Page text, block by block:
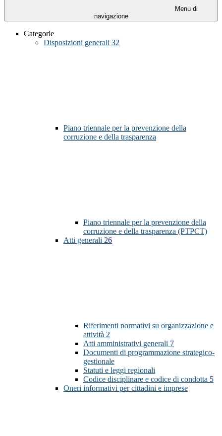
Menu di
navigazione
Categorie
Disposizioni generali 32
Piano triennale per la prevenzione della
corruzione e della trasparenza
Piano triennale per la prevenzione della
corruzione e della trasparenza (PTPCT)
Atti generali 26
Riferimenti normativi su organizzazione e
attività 2
Atti amministrativi generali 7
Documenti di programmazione strategico-
gestionale
Statuti e leggi regionali
Codice disciplinare e codice di condotta 5
Oneri informativi per cittadini e imprese